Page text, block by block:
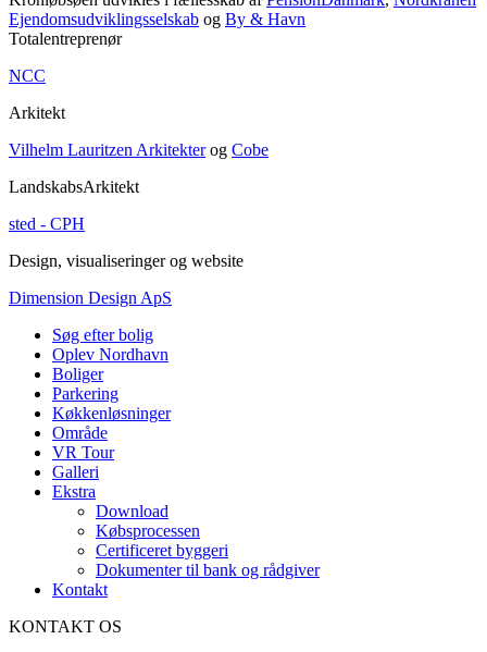
Ejendomsudviklingsselskab og By & Havn
Totalentreprenør
NCC
Arkitekt
Vilhelm Lauritzen Arkitekterog Cobe
LandskabsArkitekt
sted - CPH
Design, visualiseringer og website
Dimension Design ApS
Søg efter bolig
Oplev Nordhavn
Boliger
Parkering
Køkkenløsninger
Område
VR Tour
Galleri
Ekstra
Download
Købsprocessen
Certificeret byggeri
Dokumenter til bank og rådgiver
Kontakt
KONTAKT OS